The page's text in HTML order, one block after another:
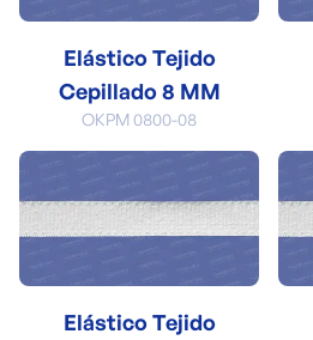
Elástico Tejido
Cepillado 8 MM
OKPM 0800-08
Elástico Tejido